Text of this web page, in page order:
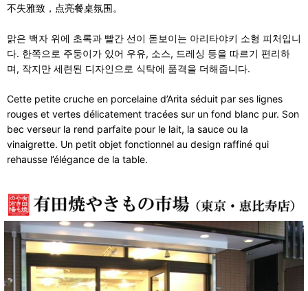
不失雅致，点亮餐桌氛围。
맑은 백자 위에 초록과 빨간 선이 돋보이는 아리타야키 소형 피처입니
다. 한쪽으로 주둥이가 있어 우유, 소스, 드레싱 등을 따르기 편리하
며, 작지만 세련된 디자인으로 식탁에 품격을 더해줍니다.
Cette petite cruche en porcelaine d’Arita séduit par ses lignes
rouges et vertes délicatement tracées sur un fond blanc pur. Son
bec verseur la rend parfaite pour le lait, la sauce ou la
vinaigrette. Un petit objet fonctionnel au design raffiné qui
rehausse l’élégance de la table.